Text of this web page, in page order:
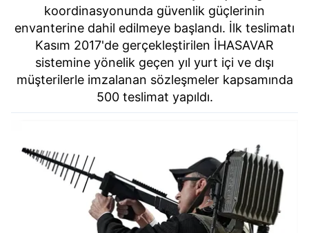
koordinasyonunda güvenlik güçlerinin
envanterine dahil edilmeye başlandı. İlk teslimatı
Kasım 2017'de gerçekleştirilen İHASAVAR
sistemine yönelik geçen yıl yurt içi ve dışı
müşterilerle imzalanan sözleşmeler kapsamında
500 teslimat yapıldı.